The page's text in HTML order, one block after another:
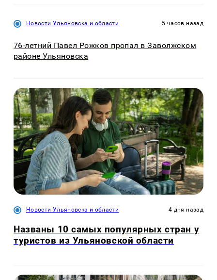
Новости Ульяновска и области 5 часов назад
76-летний Павел Рожков пропал в Заволжском
районе Ульяновска
Новости Ульяновска и области 4 дня назад
Названы 10 самых популярных стран у
туристов из Ульяновской области